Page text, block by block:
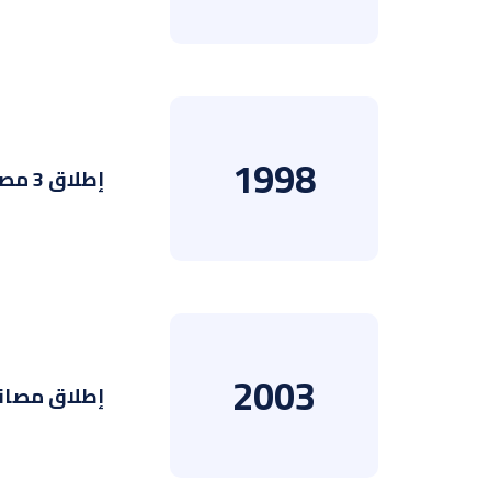
1998 إطلاق 3 مصانع جديدة
2003 إطلاق